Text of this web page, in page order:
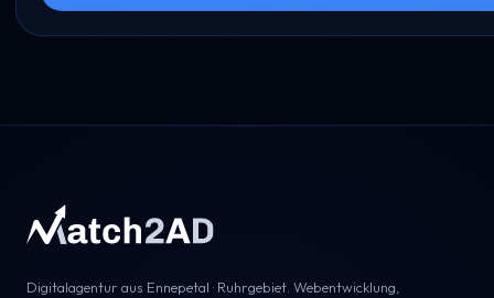
Digitalagentur aus Ennepetal · Ruhrgebiet. Webentwicklung,